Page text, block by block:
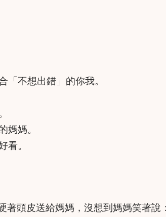
「不想出錯」的你我。
媽。
看。
頭皮送給媽媽，沒想到媽媽笑著說